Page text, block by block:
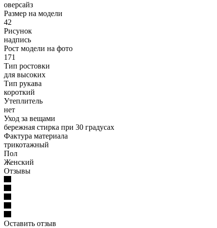
оверсайз
Размер на модели
42
Рисунок
надпись
Рост модели на фото
171
Тип ростовки
для высоких
Тип рукава
короткий
Утеплитель
нет
Уход за вещами
бережная стирка при 30 градусах
Фактура материала
трикотажный
Пол
Женский
Отзывы
Оставить отзыв